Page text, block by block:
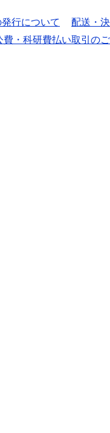
行について 配送・
費・科研費払い取引の